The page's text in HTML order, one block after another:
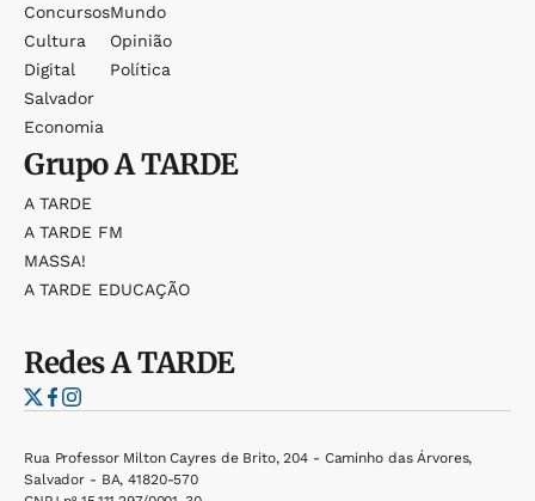
Concursos
Cultura
Digital
Salvador
Economia
Mundo
Opinião
Política
GrupoA TARDE
A TARDE
A TARDE FM
MASSA!
A TARDE EDUCAÇÃO
RedesA TARDE
Rua Professor Milton Cayres de Brito, 204 - Caminho das Árvores,
Salvador - BA, 41820-570